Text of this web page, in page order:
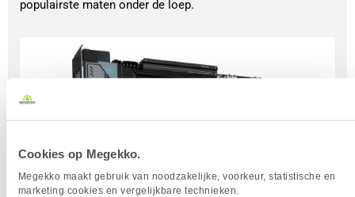
Cookies op Megekko.
Megekko maakt gebruik van noodzakelijke, voorkeur, statistische en
marketing cookies en vergelijkbare technieken.
populairste maten onder de loep.